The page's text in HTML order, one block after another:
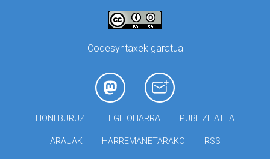
Codesyntaxek garatua
HONI BURUZ LEGE OHARRA PUBLIZITATEA
ARAUAK HARREMANETARAKO RSS